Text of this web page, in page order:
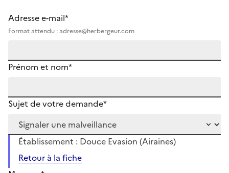
Adresse e-mail*
Format attendu : adresse@herbergeur.com
Prénom et nom*
Sujet de votre demande*
Établissement : Douce Evasion (Airaines)
Retour à la fiche